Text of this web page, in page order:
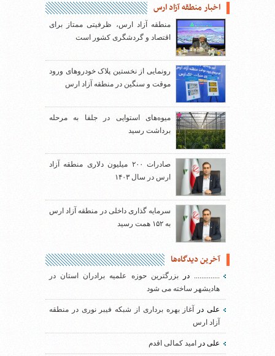
اخبار منطقه آزاد ارس
منطقه آزاد ارس، ظرفیتی ممتاز برای
اقتصاد و گردشگری کشور است
رونمایی از نخستین پلاک خودروهای ورود
موقت و سنگین در منطقه آزاد ارس
میوه‌های استوایی در جلفا به مرحله
برداشت رسید
صادرات ۲۰۰ میلیون دلاری منطقه آزاد
ارس در سال ۱۴۰۳
سرمایه گذاری داخلی در منطقه آزاد ارس
به ۱۵۲ همت رسید
آخرین دیدگاه‌ها
..............دربزرگترین حوزه علمیه برادران استان در
هادیشهر ساخته می شود
علیدر
آغاز بهره برداری از شبکه فیبر نوری در منطقه
آزاد ارس
علی در امید کمالی اقدم